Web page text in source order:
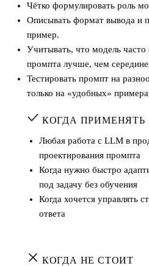
Чётко формулировать роль
Описывать формат вывода и
пример.
Учитывать, что модель часто
промпта лучше, чем
Тестировать промпт на
только на «удобных»
КОГДА ПРИМЕНЯТЬ
Любая работа с LLM в
проектирования промпта
Когда нужно быстро
под задачу без обучения
Когда хочется управлять
ответа
КОГДА НЕ СТОИТ